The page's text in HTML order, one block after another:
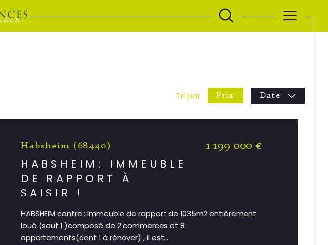
Tri par Prix Date
Habsheim (68440)
HABSHEIM: IMMEUBLE
DE RAPPORT À
SAISIR !
1 199 000 €
HABSHEIM centre : Immeuble de rapport de 1035m2 entièrement
loué (sauf 1 )composé de 2 commerces et 8
appartements(dont 1 à rénover) , il est...